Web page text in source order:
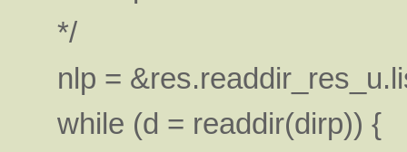
*/
nlp =
while (d = readdir(dirp)) {